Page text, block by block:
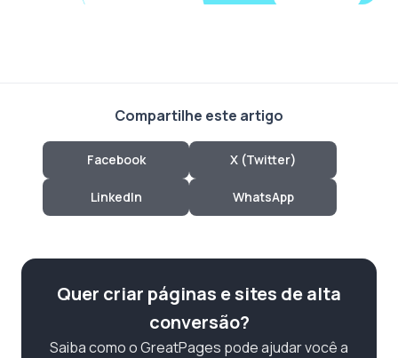
Compartilhe este artigo
Facebook X (Twitter)
LinkedIn WhatsApp
Quer criar páginas e sites de alta
conversão?
Saiba como o GreatPages pode ajudar você a